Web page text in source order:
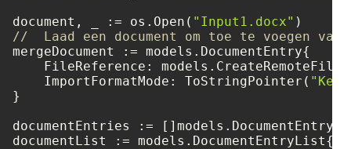
document, _ := os.Open( "Input1.docx"
//  Laad een document om toe te voegen
mergeDocument := models.DocumentEntry{
FileReference:
    ImportFormatMode: ToStringPointer(
}
documentEntries := []models.DocumentEntry{
documentList := models.DocumentEntryList{